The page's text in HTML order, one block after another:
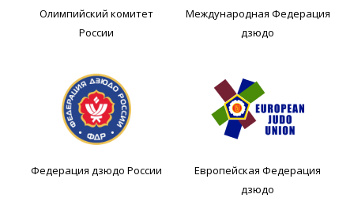
Олимпийский комитет
России
Международная Федерация
дзюдо
Федерация дзюдо России
Европейская Федерация
дзюдо